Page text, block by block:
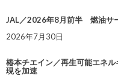
JAL／2026年8月前半 燃油サ
2026年7月30日
椿本チエイン／再生可能エネ
現を加速